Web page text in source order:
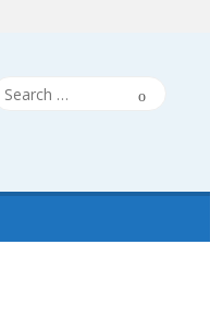
Search
Search